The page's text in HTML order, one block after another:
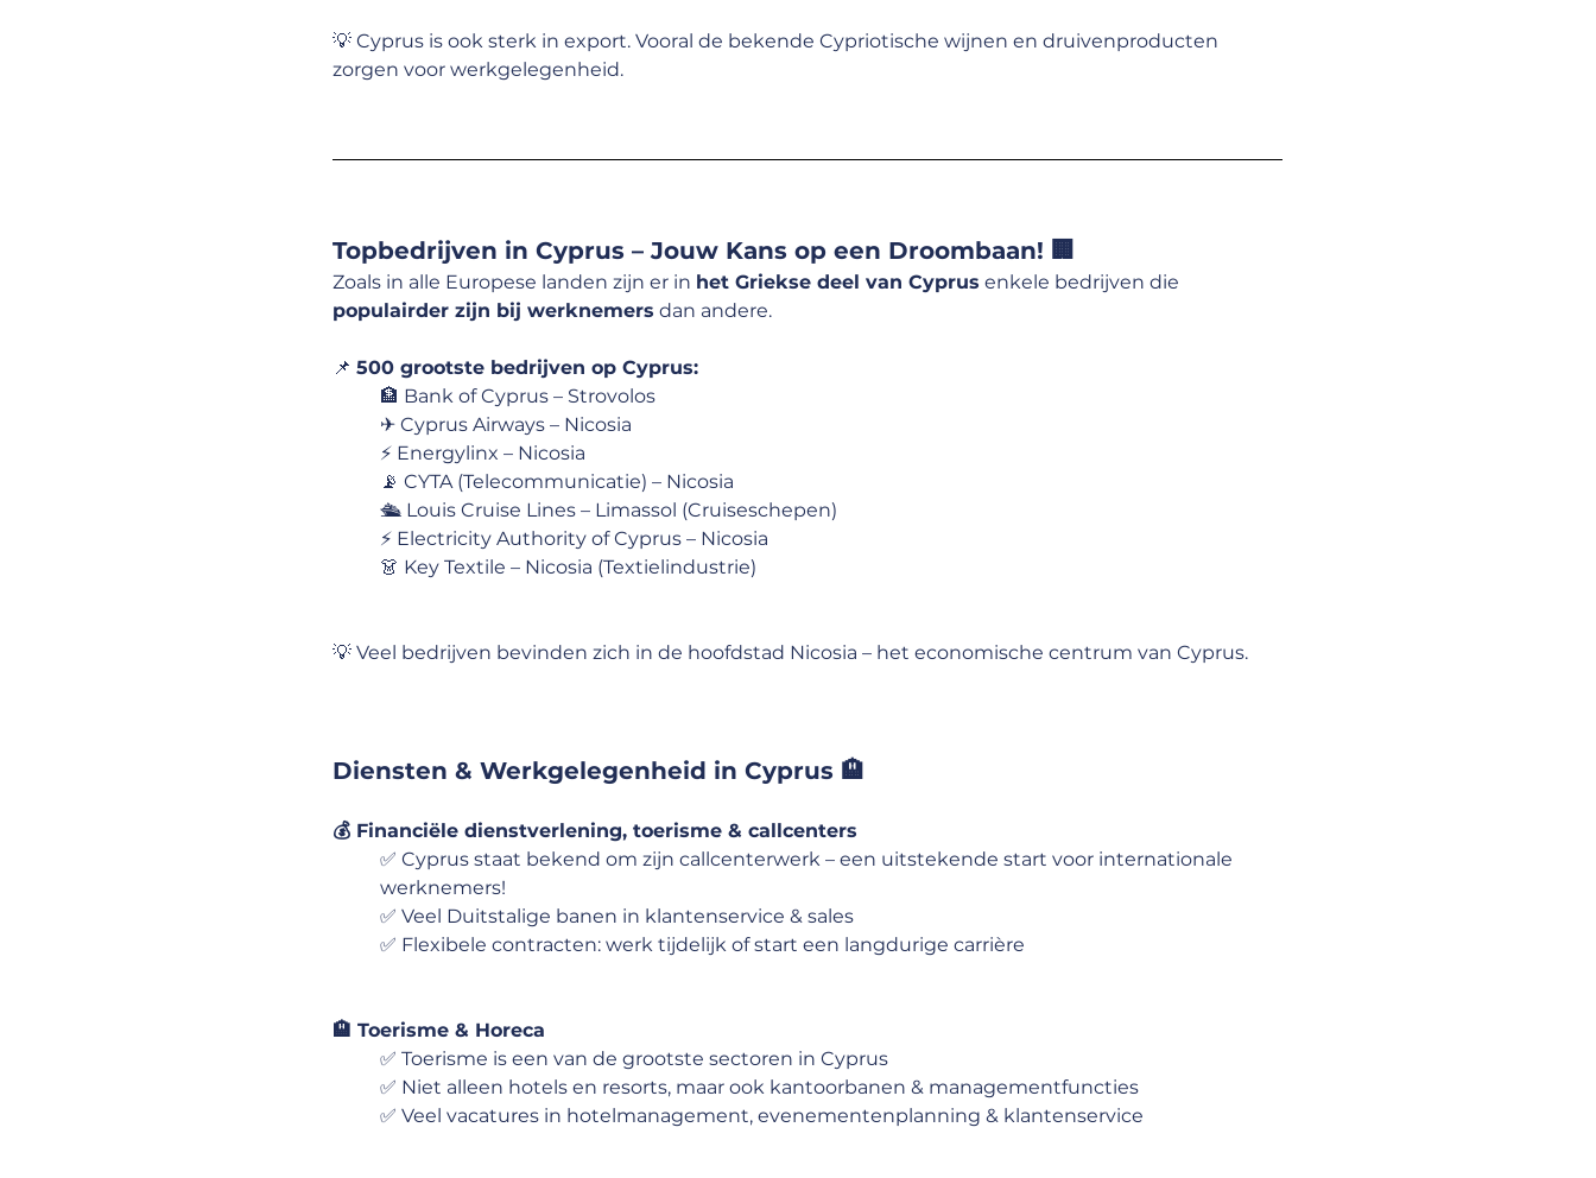
💡 Cyprus is ook sterk in export. Vooral de bekende Cypriotische wijnen en druivenproducten
zorgen voor werkgelegenheid.
Topbedrijven in Cyprus – Jouw Kans op een Droombaan! 🏢
Zoals in alle Europese landen zijn er in het Griekse deel van Cyprus enkele bedrijven die
populairder zijn bij werknemers dan andere.
📌 500 grootste bedrijven op Cyprus:
🏦 Bank of Cyprus – Strovolos
✈ Cyprus Airways – Nicosia
⚡ Energylinx – Nicosia
📡 CYTA (Telecommunicatie) – Nicosia
🛳 Louis Cruise Lines – Limassol (Cruiseschepen)
⚡ Electricity Authority of Cyprus – Nicosia
👗 Key Textile – Nicosia (Textielindustrie)
💡 Veel bedrijven bevinden zich in de hoofdstad Nicosia – het economische centrum van Cyprus.
Diensten & Werkgelegenheid in Cyprus 🏨
💰 Financiële dienstverlening, toerisme & callcenters
✅ Cyprus staat bekend om zijn callcenterwerk – een uitstekende start voor internationale
werknemers!
✅ Veel Duitstalige banen in klantenservice & sales
✅ Flexibele contracten: werk tijdelijk of start een langdurige carrière
🏨 Toerisme & Horeca
✅ Toerisme is een van de grootste sectoren in Cyprus
✅ Niet alleen hotels en resorts, maar ook kantoorbanen & managementfuncties
✅ Veel vacatures in hotelmanagement, evenementenplanning & klantenservice